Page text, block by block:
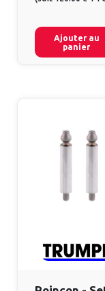
Ajouter au
panier